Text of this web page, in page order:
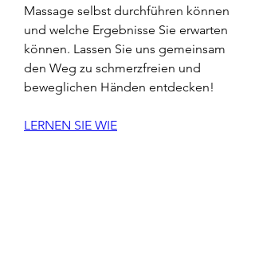
Massage selbst durchführen können
und welche Ergebnisse Sie erwarten
können. Lassen Sie uns gemeinsam
den Weg zu schmerzfreien und
beweglichen Händen entdecken!
LERNEN SIE WIE